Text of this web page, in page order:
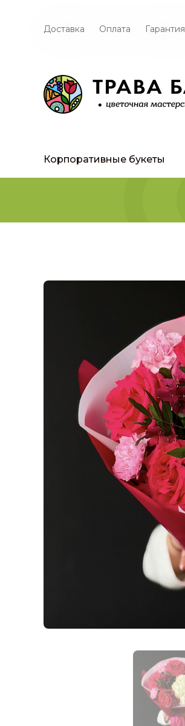
Доставка Оплата Гарантия
Корпоративные букеты